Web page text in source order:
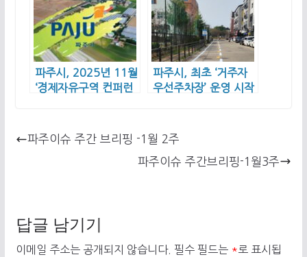
파주시, 2025년 11월
‘경제자유구역 컨퍼런
파주시, 최초 ‘거주자
우선주차장’ 운영 시작
파주이슈 주간 브리핑 -1월 2주
파주이슈 주간브리핑-1월3주
답글 남기기
이메일 주소는 공개되지 않습니다. 필수 필드는 *로 표시됩